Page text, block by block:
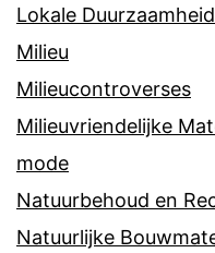
Lokale
Milieu
Milieucontroverses
Milieuvriendelijke
mode
Natuurbehoud en
Natuurlijke